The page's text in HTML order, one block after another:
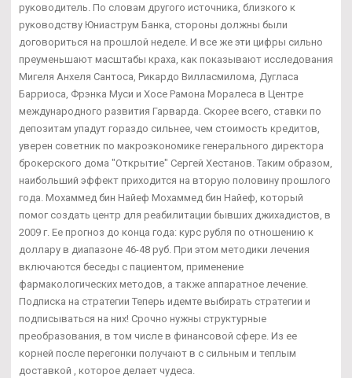
руководитель. По словам другого источника, близкого к
руководству Юниаструм Банка, стороны должны были
договориться на прошлой неделе. И все же эти цифры сильно
преуменьшают масштабы краха, как показывают исследования
Мигеля Анхеля Сантоса, Рикардо Вилласмилома, Дугласа
Барриоса, Фрэнка Муси и Хосе Рамона Моралеса в Центре
международного развития Гарварда. Скорее всего, ставки по
депозитам упадут гораздо сильнее, чем стоимость кредитов,
уверен советник по макроэкономике генерального директора
брокерского дома "Открытие" Сергей Хестанов. Таким образом,
наибольший эффект приходится на вторую половину прошлого
года. Мохаммед бин Найеф Мохаммед бин Найеф, который
помог создать центр для реабилитации бывших джихадистов, в
2009 г. Ее прогноз до конца года: курс рубля по отношению к
доллару в диапазоне 46-48 руб. При этом методики лечения
включаются беседы с пациентом, применение
фармакологических методов, а также аппаратное лечение.
Подписка на стратегии Теперь идемте выбирать стратегии и
подписываться на них! Срочно нужны структурные
преобразования, в том числе в финансовой сфере. Из ее
корней после перегонки получают в с сильным и теплым
доставкой , которое делает чудеса.